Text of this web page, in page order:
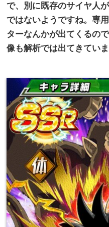
で、別に既存のサイヤ人
ではないようですね。専
ターなんかが出てくるの
像も解析では出てきていま